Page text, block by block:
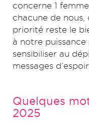
concerne 1
chacune de
priorité reste le
à notre
sensibiliser au
messages d’espoir.
Quelques
2025